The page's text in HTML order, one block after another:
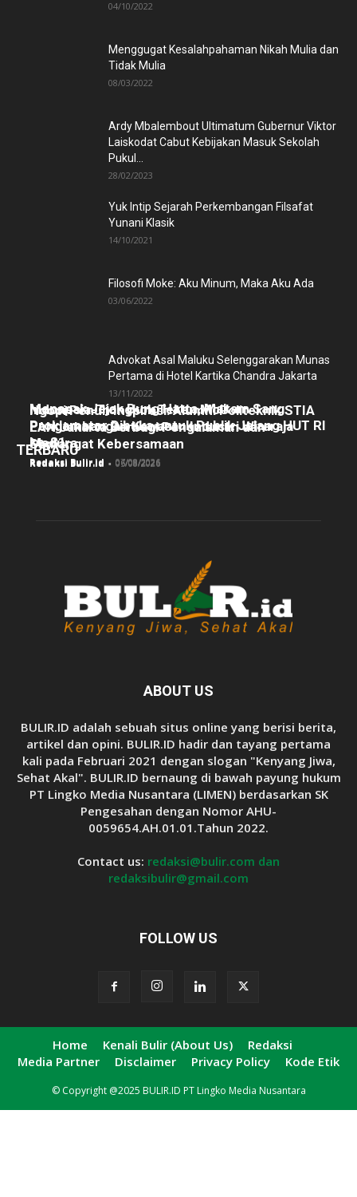
04/10/2022
Menggugat Kesalahpahaman Nikah Mulia dan
Tidak Mulia
08/03/2022
Ardy Mbalembout Ultimatum Gubernur Viktor
Laiskodat Cabut Kebijakan Masuk Sekolah
Pukul...
28/02/2023
Yuk Intip Sejarah Perkembangan Filsafat
Yunani Klasik
14/10/2021
Filosofi Moke: Aku Minum, Maka Aku Ada
03/06/2022
Advokat Asal Maluku Selenggarakan Munas
Pertama di Hotel Kartika Chandra Jakarta
13/11/2022
TERBARU
Menapak Jejak Bung Hatta, Makam Sang
Proklamator Dibuka untuk Publik Jelang HUT RI
ke-81
Redaksi Bulir.id - 07/08/2026
Indonesia-Tiongkok Teken MoU
Pengembangan Kawasan Industri Wiraraja
Madura
Redaksi Bulir.id - 06/08/2026
Ngopi Penuh Inspirasi: Alumni Politeknik STIA
LAN Jakarta Berbagi Pengalaman dan
Semangat Kebersamaan
Redaksi Bulir.id - 05/08/2026
ABOUT US
BULIR.ID adalah sebuah situs online yang berisi berita,
artikel dan opini. BULIR.ID hadir dan tayang pertama
kali pada Februari 2021 dengan slogan "Kenyang Jiwa,
Sehat Akal". BULIR.ID bernaung di bawah payung hukum
PT Lingko Media Nusantara (LIMEN) berdasarkan SK
Pengesahan dengan Nomor AHU-
0059654.AH.01.01.Tahun 2022.
Contact us: redaksi@bulir.com dan
redaksibulir@gmail.com
FOLLOW US
Home Kenali Bulir (About Us)
Redaksi
Media Partner
Disclaimer Privacy Policy Kode Etik
© Copyright @2025 BULIR.ID PT Lingko Media Nusantara